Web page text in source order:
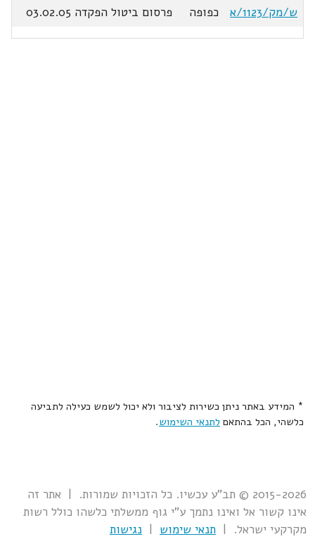
ש/מק/1123/א
כפופה פרסום ביטול הפקדה 03.02.05
* המידע באתר ניתן כשירות לציבור ולא יכול לשמש כעילה לתביעה
כלשהי, הכל בהתאם לתנאי השימוש.
2015-2026 © תב"ע עכשיו. כל הזכויות שמורות. | אתר זה
אינו קשור אל ואינו נתמך ע"י גוף ממשלתי כלשהו כולל רשות
מקרקעי ישראל. | תנאי שימוש | נגישות